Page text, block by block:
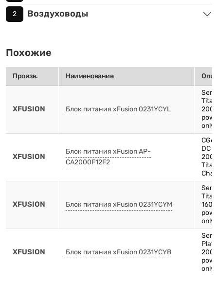
2 Воздуховоды
Похожие
Произв. Наименование
XFUSION Блок питания xFusion 0231YCYL
only
XFUSION
Блок питания xFusion AP-
CA2000F12F2
DC
XFUSION Блок питания xFusion 0231YCYM
only
XFUSION Блок питания xFusion 0231YCYB
only